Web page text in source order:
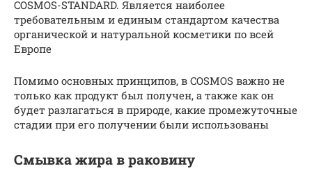
COSMOS-STANDARD. Является наиболее
требовательным и единым стандартом качества
органической и натуральной косметики по всей
Европе
Помимо основных принципов, в COSMOS важно не
только как продукт был получен, а также как он
будет разлагаться в природе, какие промежуточные
стадии при его получении были использованы
Смывка жира в раковину